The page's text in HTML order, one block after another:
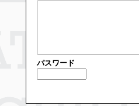
パスワード